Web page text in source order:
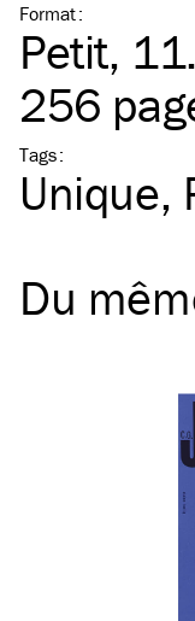
Format:
Petit,
256
Tags:
Unique
Du